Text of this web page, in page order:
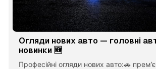
Огляди нових авто — головні
новинки 🆕
Професійні огляди нових авто:🚗